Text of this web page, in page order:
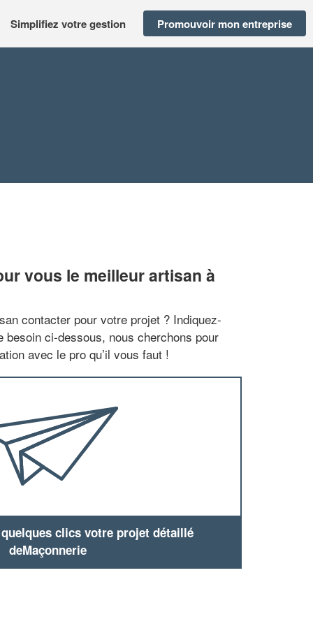
Simplifiez votre gestion Promouvoir mon entreprise
vous le meilleur artisan à
contacter pour votre projet ? Indiquez-
besoin ci-dessous, nous cherchons pour
avec le pro qu’il vous faut !
clics votre projet détaillé
deMaçonnerie